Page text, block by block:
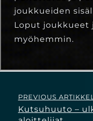
joukkueiden
Loput joukkueet
myöhemmin.
PREVIOUS
Kutsuhuuto –